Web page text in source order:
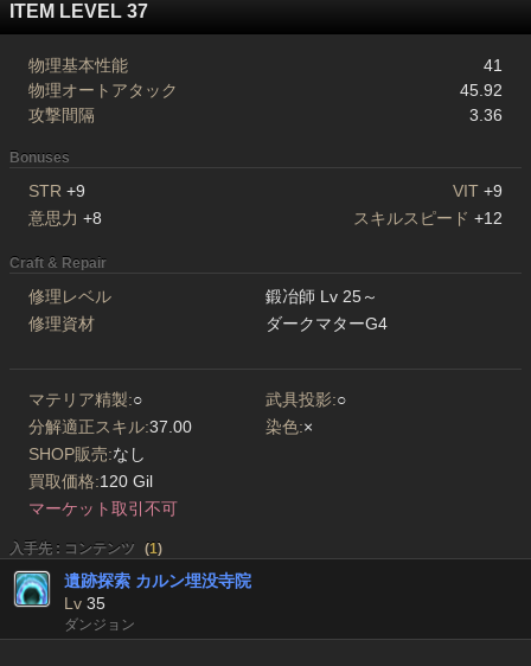
ITEM LEVEL 37
物理基本性能
41
物理オートアタック
45.92
攻撃間隔
3.36
Bonuses
STR +9 VIT +9
意思力 +8 スキルスピード +12
Craft & Repair
修理レベル
鍛冶師 Lv 25～
修理資材
ダークマターG4
マテリア精製:○ 武具投影:○
分解適正スキル:37.00 染色:×
SHOP販売:なし
買取価格:120 Gil
マーケット取引不可
入手先 : コンテンツ (1)
遺跡探索 カルン埋没寺院
Lv 35
ダンジョン